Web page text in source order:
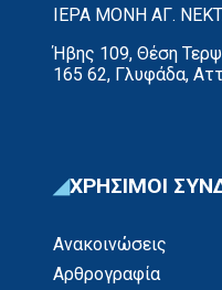
ΙΕΡΑ ΜΟΝΗ ΑΓ.
Ήβης 109, Θέση
165 62, Γλυφάδα,
ΧΡΗΣΙΜΟΙ
Ανακοινώσεις
Αρθρογραφία